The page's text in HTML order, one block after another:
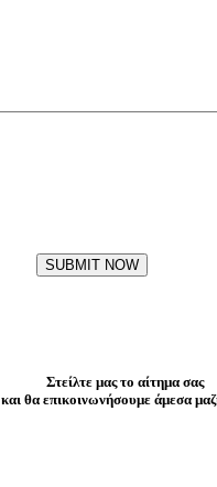
SUBMIT NOW
Στείλτε μας το αίτημα σας
και θα επικοινωνήσουμε άμεσα